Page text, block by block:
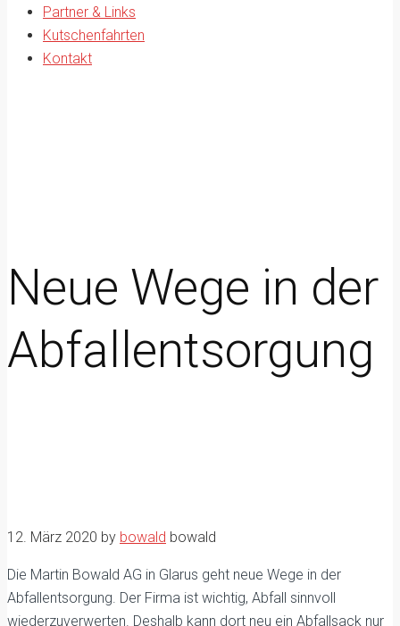
Partner & Links
Kutschenfahrten
Kontakt
Neue Wege in der
Abfallentsorgung
12. März 2020 by bowald bowald
Die Martin Bowald AG in Glarus geht neue Wege in der
Abfallentsorgung. Der Firma ist wichtig, Abfall sinnvoll
wiederzuverwerten. Deshalb kann dort neu ein Abfallsack nur